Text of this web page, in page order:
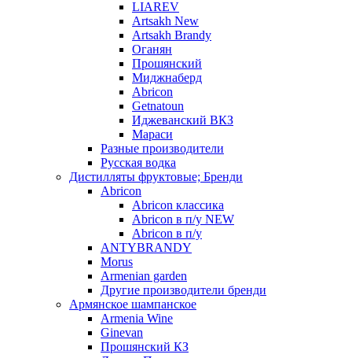
LIAREV
Artsakh New
Artsakh Brandy
Оганян
Прошянский
Миджнаберд
Abricon
Getnatoun
Иджеванский ВКЗ
Мараси
Разные производители
Русская водка
Дистилляты фруктовые; Бренди
Abricon
Abricon классика
Abricon в п/у NEW
Abricon в п/у
ANTYBRANDY
Morus
Armenian garden
Другие производители бренди
Армянское шампанское
Armenia Wine
Ginevan
Прошянский КЗ